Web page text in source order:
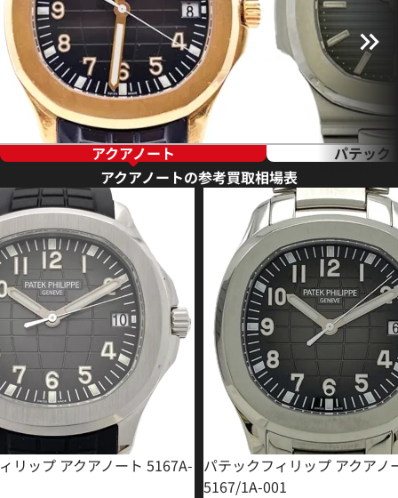
アクアノート
パテック
アクアノートの参考買取相場表
リップ アクアノート 5167A- パテックフィリップ アクアノ
5167/1A-001